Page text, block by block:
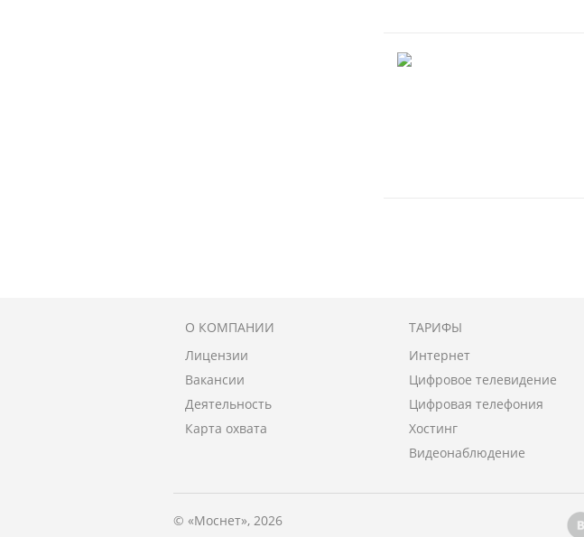
О КОМПАНИИ
Лицензии
Вакансии
Деятельность
Карта охвата
ТАРИФЫ
Интернет
Цифровое телевидение
Цифровая телефония
Хостинг
Видеонаблюдение
© «Моснет», 2026